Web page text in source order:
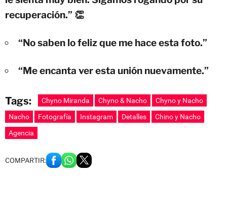
recuperación.” 👏
“No saben lo feliz que me hace esta foto.”
“Me encanta ver esta unión nuevamente.”
Tags: Chyno Miranda Chyno & Nacho
Chyno y Nacho
Nacho
Fotografía Instagram Detalles
Chino y Nacho
Agencia
COMPARTIR: